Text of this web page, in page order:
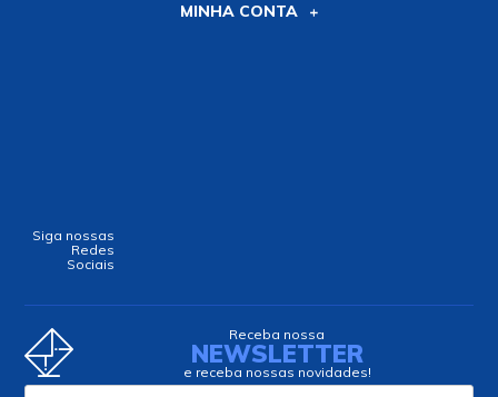
MINHA CONTA
Siga nossas
Redes
Sociais
Receba nossa
NEWSLETTER
e receba nossas novidades!